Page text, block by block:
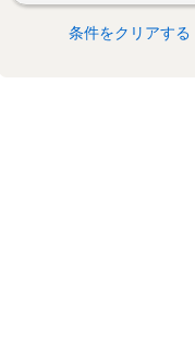
条件をクリアする